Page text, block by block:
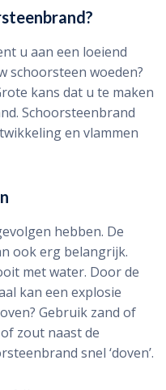
u aan een loeiend
schoorsteen woeden?
kans dat u te maken
Schoorsteenbrand
en vlammen
hebben. De
ook erg belangrijk.
met water. Door de
kan een explosie
Gebruik zand of
zout naast de
snel ‘doven’.